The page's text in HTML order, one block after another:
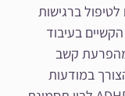
ברגישות
בעיבוד
מהפרעת קשב
במודעות